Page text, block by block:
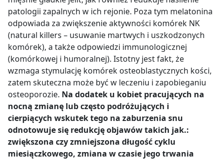
patologii zapalnych w ich rejonie. Poza tym melatonina
odpowiada za zwiększenie aktywności komórek NK
(natural killers – usuwanie martwych i uszkodzonych
komórek), a także odpowiedzi immunologicznej
(komórkowej i humoralnej). Istotny jest fakt, że
wzmaga stymulację komórek osteoblastycznych kości,
zatem skuteczna może być w leczeniu i zapobieganiu
osteoporozie. Na dodatek u kobiet pracujących na
nocną zmianę lub często podróżujących i
cierpiących wskutek tego na zaburzenia snu
odnotowuje się redukcję objawów takich jak.:
zwiększona czy zmniejszona długość cyklu
miesiączkowego, zmiana w czasie jego trwania